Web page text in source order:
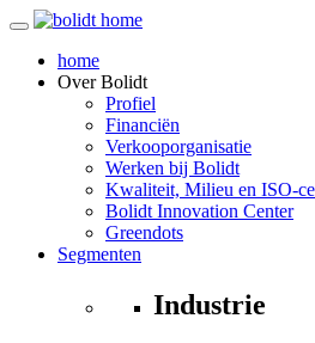
home
OverBolidt
Profiel
Financiën
Verkooporganisatie
Werken bij Bolidt
Kwaliteit, Milieu en ISO-
Bolidt Innovation Center
Greendots
Segmenten
Industrie